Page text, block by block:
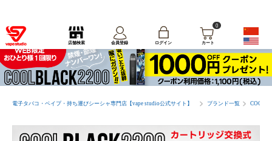
店舗検索 会員登録 ログイン
0
カート
電子タバコ・ベイプ・持ち運びシーシャ専門店【vape studio公式サイト】 ブランド一覧